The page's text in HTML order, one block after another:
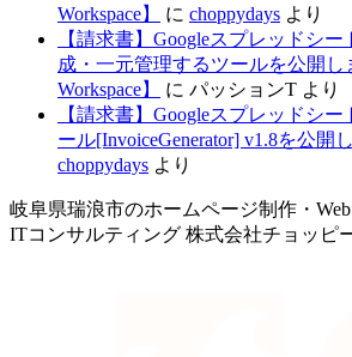
Workspace】
に choppydays より
【請求書】Googleスプレッドシ
成・一元管理するツールを公開し
Workspace】
に パッションT より
【請求書】Googleスプレッドシ
ール[InvoiceGenerator] v1.8を公開
choppydays より
岐阜県瑞浪市のホームページ制作・
ITコンサルティング 株式会社チョッピ